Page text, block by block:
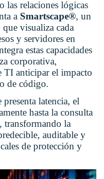
las relaciones lógicas
a Smartscape®, un
visualiza cada
y servidores en
estas capacidades
corporativa,
TI anticipar el impacto
de código.
latencia, el
hasta la consulta
transformando la
auditable y
de protección y